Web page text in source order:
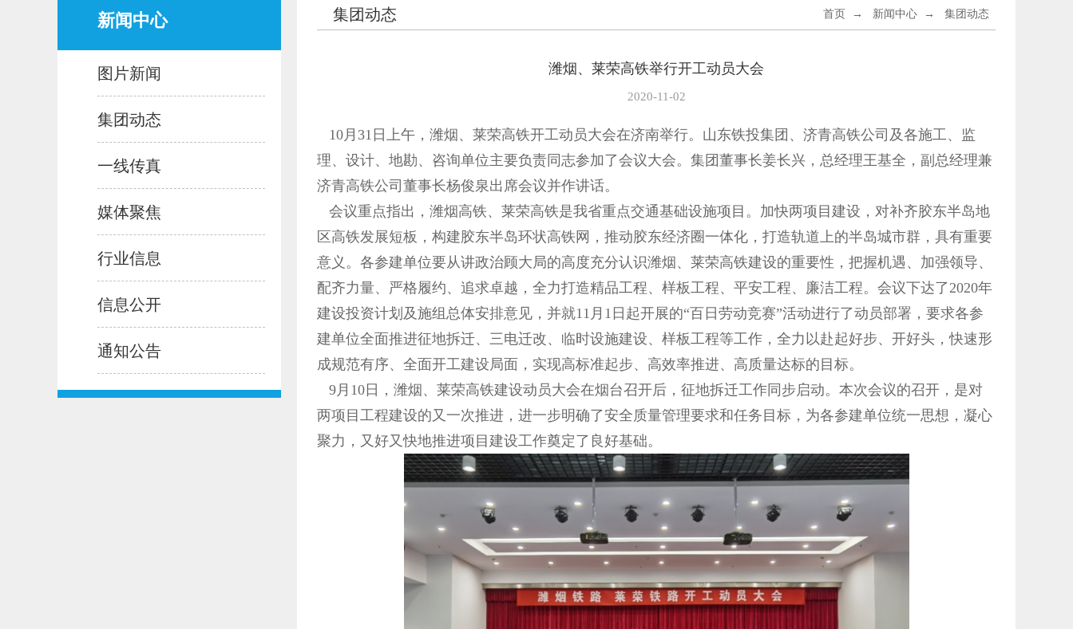
新闻中心
图片新闻
集团动态
一线传真
媒体聚焦
行业信息
信息公开
通知公告
集团动态 首页 → 新闻中心 → 集团动态
潍烟、莱荣高铁举行开工动员大会
2020-11-02
10月31日上午，潍烟、莱荣高铁开工动员大会在济南举行。山东铁投集团、济青高铁公司及各施工、监
理、设计、地勘、咨询单位主要负责同志参加了会议大会。集团董事长姜长兴，总经理王基全，副总经理兼
济青高铁公司董事长杨俊泉出席会议并作讲话。
会议重点指出，潍烟高铁、莱荣高铁是我省重点交通基础设施项目。加快两项目建设，对补齐胶东半岛地
区高铁发展短板，构建胶东半岛环状高铁网，推动胶东经济圈一体化，打造轨道上的半岛城市群，具有重要
意义。各参建单位要从讲政治顾大局的高度充分认识潍烟、莱荣高铁建设的重要性，把握机遇、加强领导、
配齐力量、严格履约、追求卓越，全力打造精品工程、样板工程、平安工程、廉洁工程。会议下达了2020年
建设投资计划及施组总体安排意见，并就11月1日起开展的“百日劳动竞赛”活动进行了动员部署，要求各参
建单位全面推进征地拆迁、三电迁改、临时设施建设、样板工程等工作，全力以赴起好步、开好头，快速形
成规范有序、全面开工建设局面，实现高标准起步、高效率推进、高质量达标的目标。
9月10日，潍烟、莱荣高铁建设动员大会在烟台召开后，征地拆迁工作同步启动。本次会议的召开，是对
两项目工程建设的又一次推进，进一步明确了安全质量管理要求和任务目标，为各参建单位统一思想，凝心
聚力，又好又快地推进项目建设工作奠定了良好基础。